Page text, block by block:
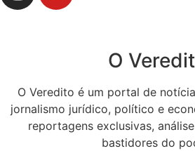
O
O Veredito é um portal de
jornalismo jurídico, político e
reportagens exclusivas,
bastidores do